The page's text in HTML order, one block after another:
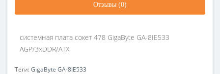
Отзывы (0)
системная плата сокет 478 GigaByte GA-8IE533
AGP/3xDDR/ATX
Теги:GigaByte GA-8IE533